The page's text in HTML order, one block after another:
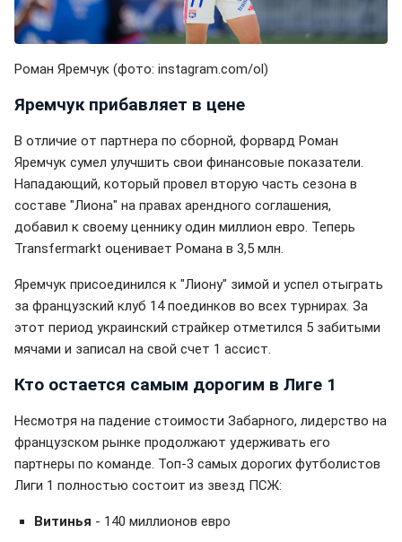
Роман Яремчук (фото: instagram.com/ol)
Яремчук прибавляет в цене
В отличие от партнера по сборной, форвард Роман
Яремчук сумел улучшить свои финансовые показатели.
Нападающий, который провел вторую часть сезона в
составе "Лиона" на правах арендного соглашения,
добавил к своему ценнику один миллион евро. Теперь
Transfermarkt оценивает Романа в 3,5 млн.
Яремчук присоединился к "Лиону" зимой и успел отыграть
за французский клуб 14 поединков во всех турнирах. За
этот период украинский страйкер отметился 5 забитыми
мячами и записал на свой счет 1 ассист.
Кто остается самым дорогим в Лиге 1
Несмотря на падение стоимости Забарного, лидерство на
французском рынке продолжают удерживать его
партнеры по команде. Топ-3 самых дорогих футболистов
Лиги 1 полностью состоит из звезд ПСЖ:
Витинья - 140 миллионов евро